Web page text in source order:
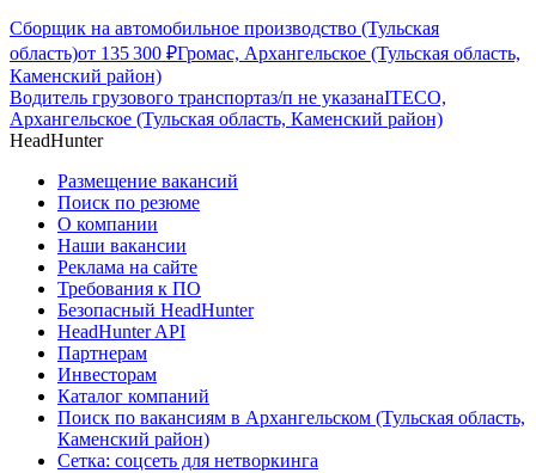
Сборщик на автомобильное производство (Тульская
область)от 135 300 ₽Громас, Архангельское (Тульская область,
Каменский район)
Водитель грузового транспортаз/п не указанаITECO,
Архангельское (Тульская область, Каменский район)
HeadHunter
Размещение вакансий
Поиск по резюме
О компании
Наши вакансии
Реклама на сайте
Требования к ПО
Безопасный HeadHunter
HeadHunter API
Партнерам
Инвесторам
Каталог компаний
Поиск по вакансиям в Архангельском (Тульская область,
Каменский район)
Сетка: соцсеть для нетворкинга